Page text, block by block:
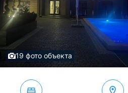
19 фото объекта